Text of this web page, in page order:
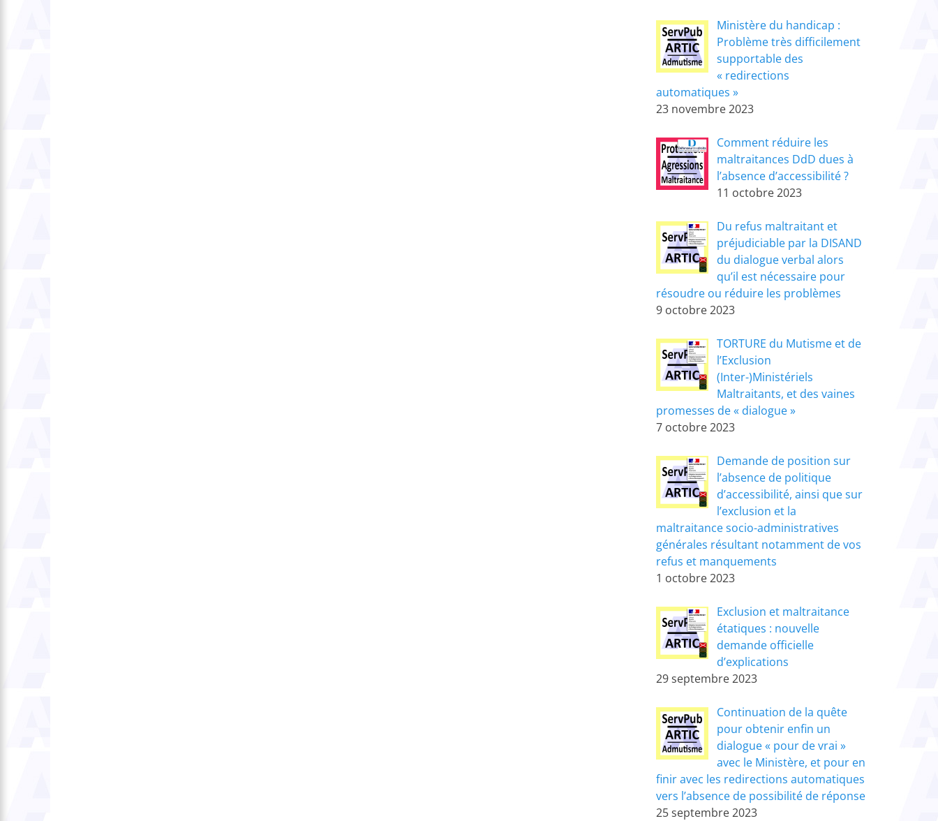
Ministère du handicap :
Problème très difficilement
supportable des
« redirections
automatiques »
23 novembre 2023
Comment réduire les
maltraitances DdD dues à
l’absence d’accessibilité ?
11 octobre 2023
Du refus maltraitant et
préjudiciable par la DISAND
du dialogue verbal alors
qu’il est nécessaire pour
résoudre ou réduire les problèmes
9 octobre 2023
TORTURE du Mutisme et de
l’Exclusion
(Inter-)Ministériels
Maltraitants, et des vaines
promesses de « dialogue »
7 octobre 2023
Demande de position sur
l’absence de politique
d’accessibilité, ainsi que sur
l’exclusion et la
maltraitance socio-administratives
générales résultant notamment de vos
refus et manquements
1 octobre 2023
Exclusion et maltraitance
étatiques : nouvelle
demande officielle
d’explications
29 septembre 2023
Continuation de la quête
pour obtenir enfin un
dialogue « pour de vrai »
avec le Ministère, et pour en
finir avec les redirections automatiques
vers l’absence de possibilité de réponse
25 septembre 2023